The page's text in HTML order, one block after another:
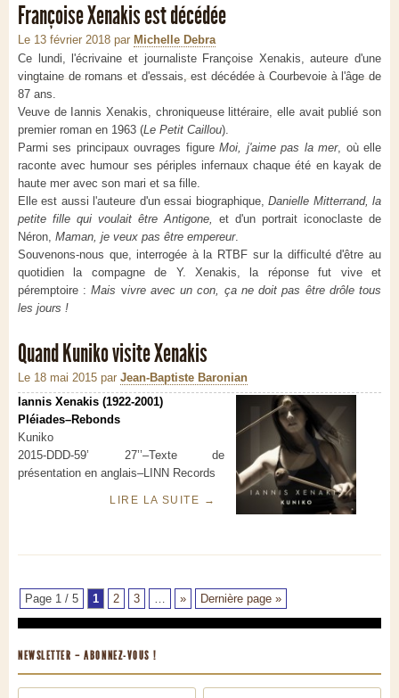
Françoise Xenakis est décédée
Le 13 février 2018 par Michelle Debra
Ce lundi, l'écrivaine et journaliste Françoise Xenakis, auteure d'une
vingtaine de romans et d'essais, est décédée à Courbevoie à l'âge de
87 ans.
Veuve de Iannis Xenakis, chroniqueuse littéraire, elle avait publié son
premier roman en 1963 (Le Petit Caillou).
Parmi ses principaux ouvrages figureMoi, j'aime pas la mer, où elle
raconte avec humour ses périples infernaux chaque été en kayak de
haute mer avec son mari et sa fille.
Elle est aussi l'auteure d'un essai biographique,Danielle Mitterrand, la
petite fille qui voulait être Antigone, et d'un portrait iconoclaste de
Néron, Maman, je veux pas être empereur.
Souvenons-nous que, interrogée à la RTBF sur la difficulté d'être au
quotidien la compagne de Y. Xenakis, la réponse fut vive et
péremptoire :Mais vivre avec un con, ça ne doit pas être drôle tous
les jours !
Quand Kuniko visite Xenakis
Le 18 mai 2015 par Jean-Baptiste Baronian
Iannis Xenakis (1922-2001)
Pléiades–Rebonds
Kuniko
2015-DDD-59’ 27’’–Texte de
présentation en anglais–LINN Records
LIRE LA SUITE →
Page 1 / 5 1 2 3 » Dernière page »
NEWSLETTER – ABONNEZ-VOUS !